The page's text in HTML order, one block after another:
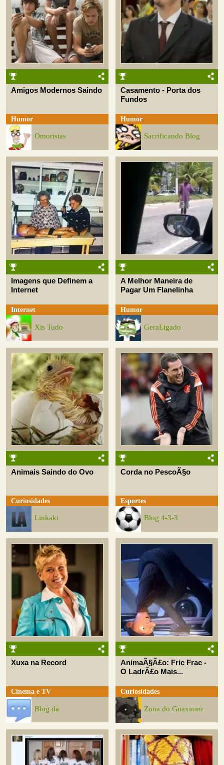
Amigos Modernos Saindo
Humor
Omoristas
Casamento - Porta dos
Fundos
Humor
Sacrificando Blog
Imagens que Definem a
Internet
Internet
Xis Tudo
A Melhor Maneira de
Pagar Um Flanelinha
Humor
GeraLigado
Animais Saindo do Ovo
Curiosidades
Linkaki
Corda no PescoÃ§o
Esportes
Blog 4-3-3
Xuxa na Record
Cinema e TV
Blog da
AnimaÃ§Ã£o: Fric Frac -
O LadrÃ£o Mais...
Curiosidades
Zona do Guaxinim